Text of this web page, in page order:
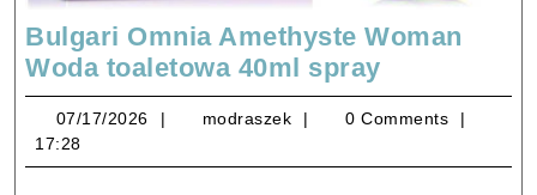
Bulgari Omnia Amethyste Woman
Woda toaletowa 40ml sprayBulgari
Omnia
Amethyste
Woman
07/17/2026 07/17/2026
modraszek modraszek
0 Comments
17:28